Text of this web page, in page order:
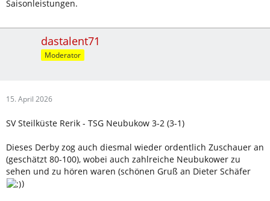
Saisonleistungen.
dastalent71
Moderator
15. April 2026
SV Steilküste Rerik - TSG Neubukow 3-2 (3-1)
Dieses Derby zog auch diesmal wieder ordentlich Zuschauer an
(geschätzt 80-100), wobei auch zahlreiche Neubukower zu
sehen und zu hören waren (schönen Gruß an Dieter Schäfer
)